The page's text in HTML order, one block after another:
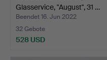
Glasservice, "August", 31 …
Beendet 16. Jun 2022
32 Gebote
528 USD